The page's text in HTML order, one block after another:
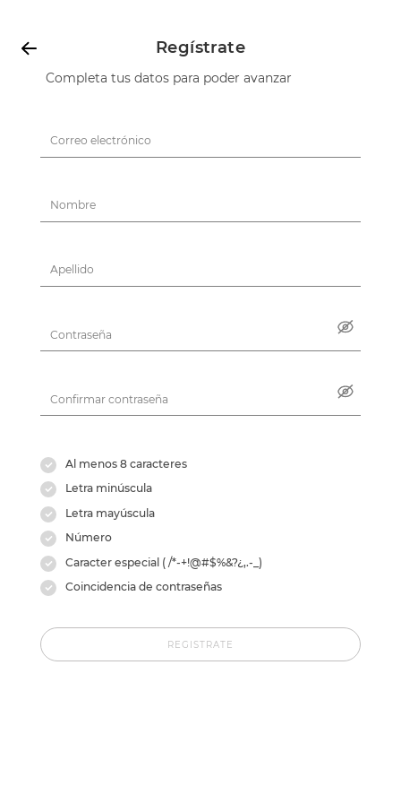
Regístrate
Completa tus datos para poder avanzar
Correo electrónico
Nombre
Apellido
Contraseña
Confirmar contraseña
Al menos 8 caracteres
Letra minúscula
Letra mayúscula
Número
Caracter especial ( /*-+!@#$%&?¿,.-_)
Coincidencia de contraseñas
REGISTRATE